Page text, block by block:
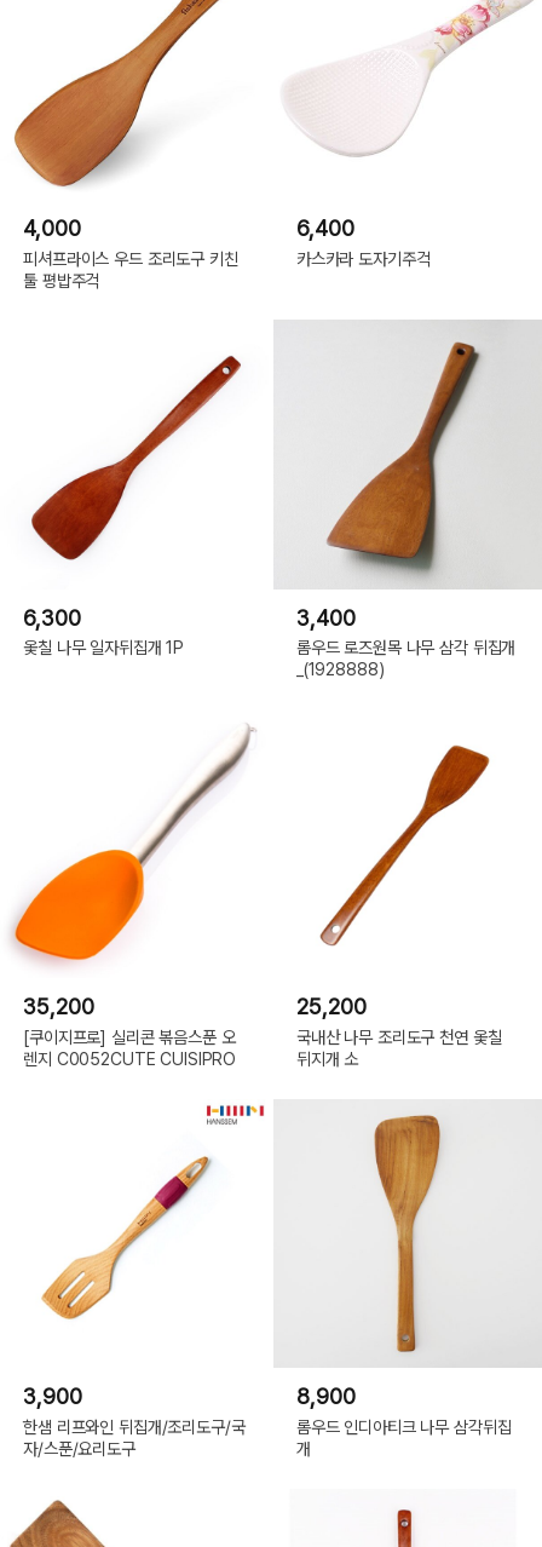
4,000
피셔프라이스 우드 조리도구 키친
툴 평밥주걱
6,400
카스카라 도자기주걱
6,300
옻칠 나무 일자뒤집개 1P
3,400
롬우드 로즈원목 나무 삼각 뒤집개
_(1928888)
35,200
[쿠이지프로] 실리콘 볶음스푼 오
렌지 C0052CUTE CUISIPRO
25,200
국내산 나무 조리도구 천연 옻칠
뒤지개 소
3,900
한샘 리프와인 뒤집개/조리도구/국
자/스푼/요리도구
8,900
롬우드 인디아티크 나무 삼각뒤집
개